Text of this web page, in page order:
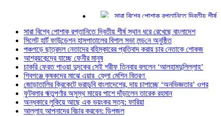
সারা বিশ্বে পোশাক রপ্তানিতে দ্বিতীয় শীর্ষ স্থান
সিলেট হার্ট ফাউন্ডেশন হাসপাতালের বিশাল সভা
পঞ্চগড়ে ছাত্রদল নেতাদের বহিস্কারের
আশ্রয়কেন্দ্রে যাচ্ছে ফেনীর মানুষ
চাকরি ফেরত পাওয়া দুদকের সেই শরীফ তিনবার
শিবগঞ্জে কৃষকদের মাঝে এয়ার ফ্লো মেশিন
জোড়াতালির ক্রিকেটে ভরাডুবি বাংলাদেশের, দায়
ফুটবলার ঋতুপর্ণার অসুস্থ মায়ের পাশে দাঁড়ালেন
অন্ধকারে লুকিয়ে আছে এক ভয়ংকর সত্য:
আল্লাহ আপনাদের বিচার করবেন: ডিপজল
সারা বিশ্বে পোশাক রপ্তানিতে দ্বিতীয় শীর্ষ স্থান ধরে রেখেছে বাংলাদেশ
সিলেট হার্ট ফাউন্ডেশন হাসপাতালের বিশাল সভা লন্ড‌নে অনুষ্ঠিত
পঞ্চগড়ে ছাত্রদল নেতাদের বহিস্কারের প্রতিবাদ করায় চার নেতাকে শোকজ
আশ্রয়কেন্দ্রে যাচ্ছে ফেনীর মানুষ
চাকরি ফেরত পাওয়া দুদকের সেই শরীফ তিনবার বললেন ‘আলহামদুলিল্লাহ’
শিবগঞ্জে কৃষকদের মাঝে এয়ার ফ্লো মেশিন বিতরণ
জোড়াতালির ক্রিকেটে ভরাডুবি বাংলাদেশের, দায় চাপাচ্ছে ‘অনভিজ্ঞতার’ ওপর
ফুটবলার ঋতুপর্ণার অসুস্থ মায়ের পাশে দাঁড়ালেন তারেক রহমান
অন্ধকারে লুকিয়ে আছে এক ভয়ংকর সত্য: ফারিয়া
আল্লাহ আপনাদের বিচার করবেন: ডিপজল